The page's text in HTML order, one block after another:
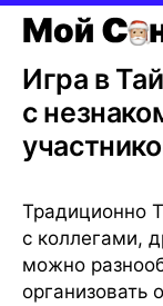
Ход игры Советы •
Игра в
с
Традиционно
с коллегами,
можно
организовать